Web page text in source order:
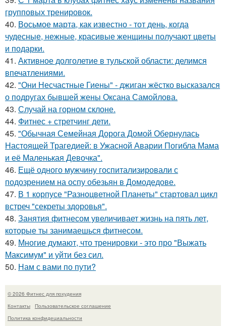
групповых тренировок.
40. Восьмое марта, как известно - тот день, когда
чудесные, нежные, красивые женщины получают цветы
и подарки.
41. Активное долголетие в тульской области: делимся
впечатлениями.
42. "Они Несчастные Гиены" - джиган жёстко высказался
о подругах бывшей жены Оксана Самойлова.
43. Случай на горном склоне.
44. Фитнес + стретчинг дети.
45. "Обычная Семейная Дорога Домой Обернулась
Настоящей Трагедией: в Ужасной Аварии Погибла Мама
и её Маленькая Девочка".
46. Ещё одного мужчину госпитализировали с
подозрением на оспу обезьян в Домодедове.
47. В 1 корпусе "Разноцветной Планеты" стартовал цикл
встреч "секреты здоровья".
48. Занятия фитнесом увеличивает жизнь на пять лет,
которые ты занимаешься фитнесом.
49. Многие думают, что тренировки - это про "Выжать
Максимум" и уйти без сил.
50. Нам с вами по пути?
© 2026 Фитнес для похудения
Контакты
Пользовательское соглашение
Политика конфидециальности